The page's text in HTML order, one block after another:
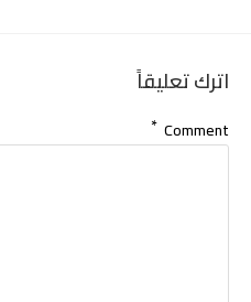
اترك تعليقاً
Comment
*